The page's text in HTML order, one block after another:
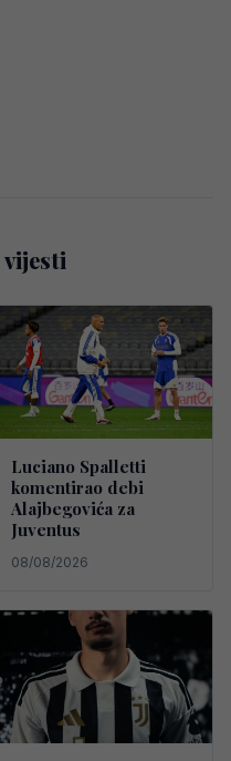
vijesti
Luciano Spalletti
komentirao debi
Alajbegovića za
Juventus
08/08/2026